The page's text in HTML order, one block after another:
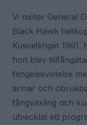
Vi möter General
Black Hawk
Kuwaitkriget
hon blev
fängelsevistelse
armar och
fångväxling och
utvecklat ett